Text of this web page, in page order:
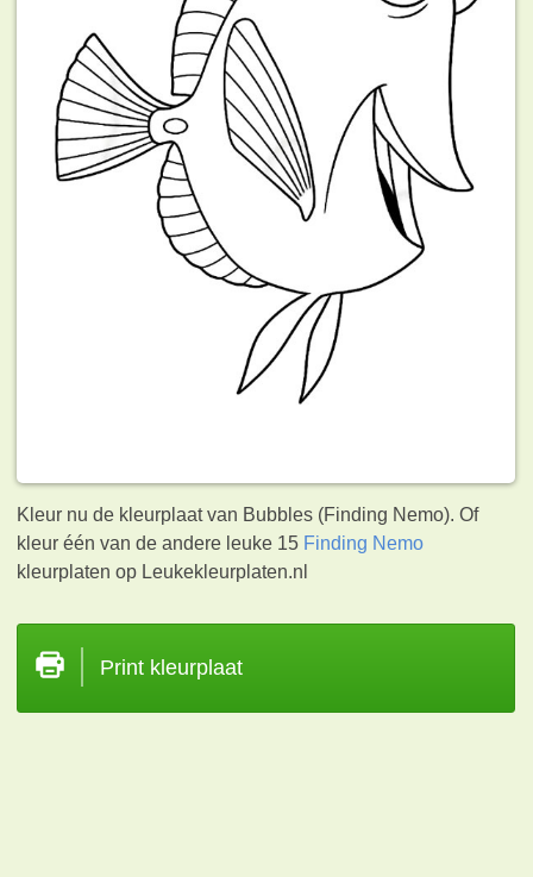
Kleur nu de kleurplaat van Bubbles (Finding Nemo). Of
kleur één van de andere leuke 15 Finding Nemo
kleurplaten op Leukekleurplaten.nl
Print kleurplaat